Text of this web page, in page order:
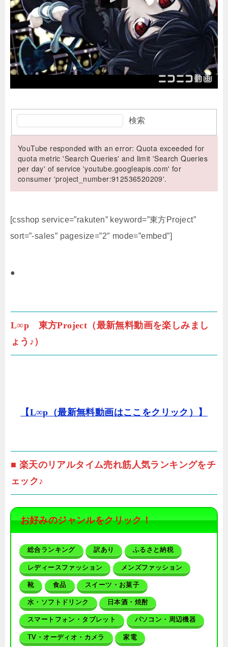
検索
YouTube responded with an error: Quota exceeded for
quota metric 'Search Queries' and limit 'Search Queries
per day' of service 'youtube.googleapis.com' for
consumer 'project_number:912536520209'.
[csshop service=”rakuten” keyword=”東方Project”
sort=”-sales” pagesize=”2″ mode=”embed”]
●
L∞p 東方Project（最新無料動画を楽しみまし
ょう♪）
【L∞p（最新無料動画はここをクリック）】
■ 楽天のリアルタイム売れ筋人気ランキングをチ
ェック♪
お好みのジャンルをクリック！
総合ランキング 訳あり ふるさと納税
レディースファッション メンズファッション
靴 食品 スイーツ・お菓子
水・ソフトドリンク 日本酒・焼酎
スマートフォン・タブレット パソコン・周辺機器
TV・オーディオ・カメラ 家電